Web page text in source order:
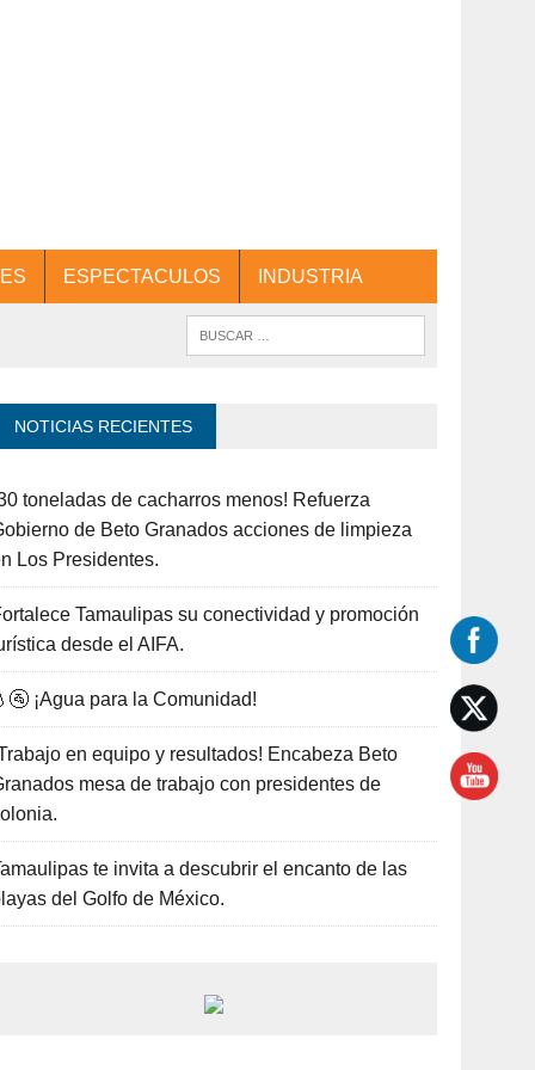
ESPECTACULOS INDUSTRIA
NOTICIAS RECIENTES
toneladas de cacharros menos! Refuerza
de Beto Granados acciones de limpieza
Los Presidentes.
Tamaulipas su conectividad y promoción
desde el AIFA.
¡Agua para la Comunidad!
en equipo y resultados! Encabeza Beto
mesa de trabajo con presidentes de
te invita a descubrir el encanto de las
del Golfo de México.